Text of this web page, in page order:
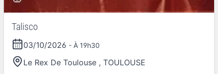
Talisco
03/10/2026 - À 19h30
Le Rex De Toulouse , TOULOUSE